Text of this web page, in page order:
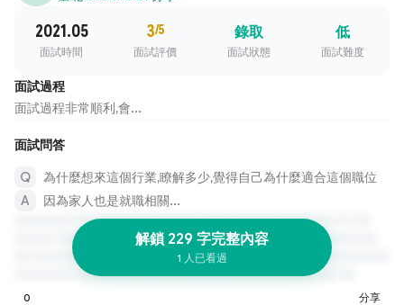
2021.05
面試時間
3/5
面試評價
錄取
面試狀態
低
面試難度
面試過程
面試過程非常順利,會...
面試問答
為什麼想來這個行業,瞭解多少,覺得自己為什麼適合這個職位
因為家人也是就職相關...
解鎖 229 字完整內容
1 人已看過
0 分享